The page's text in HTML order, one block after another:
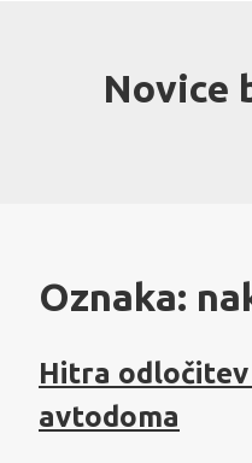
Novice
Oznaka:
Hitra
avtodoma